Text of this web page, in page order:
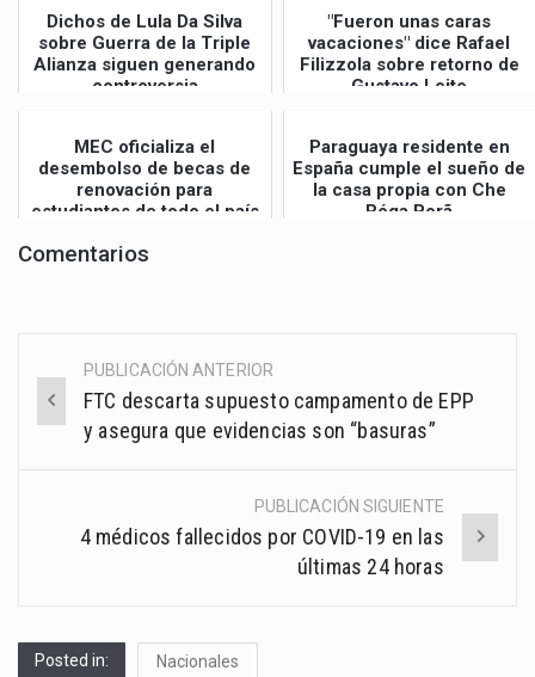
Dichos de Lula Da Silva
sobre Guerra de la Triple
Alianza siguen generando
controversia
"Fueron unas caras
vacaciones" dice Rafael
Filizzola sobre retorno de
Gustavo Leite
MEC oficializa el
desembolso de becas de
renovación para
estudiantes de todo el país
Paraguaya residente en
España cumple el sueño de
la casa propia con Che
Róga Porã
Comentarios
Post
navigation
PUBLICACIÓN ANTERIOR
FTC descarta supuesto campamento de EPP
y asegura que evidencias son “basuras”
PUBLICACIÓN SIGUIENTE
4 médicos fallecidos por COVID-19 en las
últimas 24 horas
Posted in: Nacionales